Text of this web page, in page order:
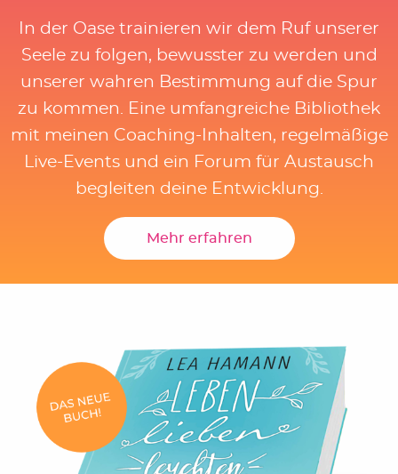
In der Oase trainieren wir dem Ruf unserer
Seele zu folgen, bewusster zu werden und
unserer wahren Bestimmung auf die Spur
zu kommen. Eine umfangreiche Bibliothek
mit meinen Coaching-Inhalten, regelmäßige
Live-Events und ein Forum für Austausch
begleiten deine Entwicklung.
Mehr erfahren